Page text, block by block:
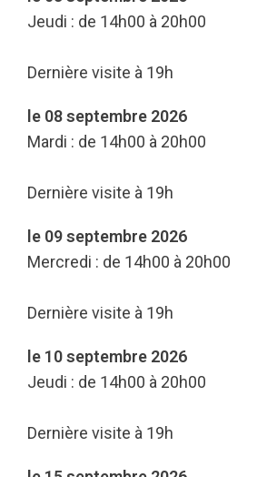
Jeudi : de 14h00 à 20h00
Dernière visite à 19h
le 08 septembre 2026
Mardi : de 14h00 à 20h00
Dernière visite à 19h
le 09 septembre 2026
Mercredi : de 14h00 à 20h00
Dernière visite à 19h
le 10 septembre 2026
Jeudi : de 14h00 à 20h00
Dernière visite à 19h